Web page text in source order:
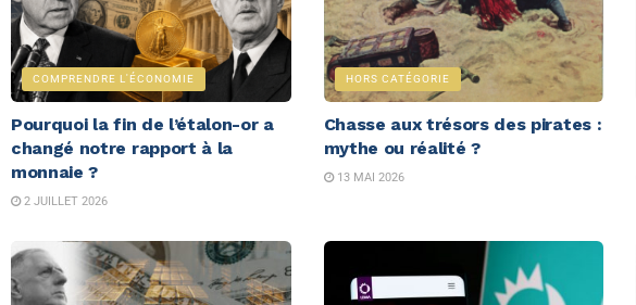
COMPRENDRE L'ÉCONOMIE
Pourquoi la fin de l’étalon-or a
changé notre rapport à la
monnaie ?
2 JUILLET 2026
HORS CATÉGORIE
Chasse aux trésors des pirates :
mythe ou réalité ?
13 MAI 2026